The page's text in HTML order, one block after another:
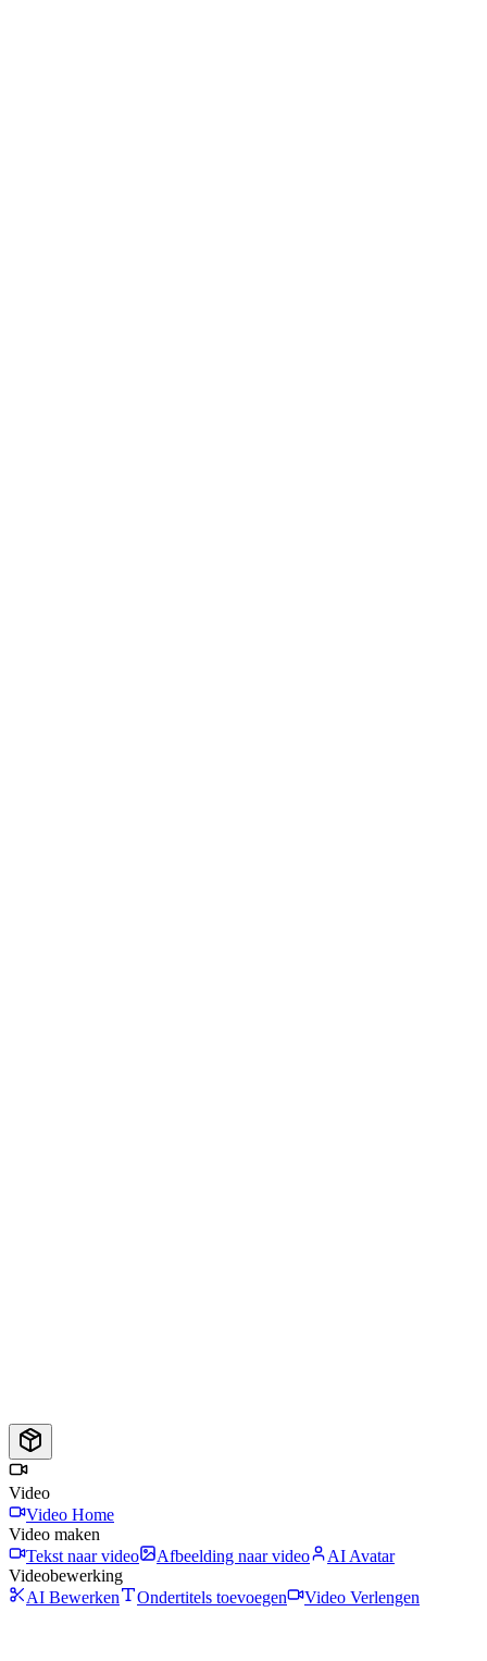
Video
Video Home
Video maken
Tekst naar video
Afbeelding naar video
AI Avatar
Videobewerking
AI Bewerken
Ondertitels toevoegen Video Verlengen